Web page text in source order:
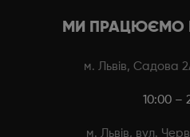
МИ ПРАЦЮЄМО
м. Львів, Садова
10:00 –
м. Львів, вул.